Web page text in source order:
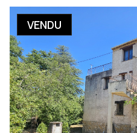
VENDU